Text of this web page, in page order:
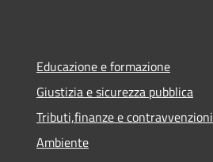
Educazione e formazione
Giustizia e sicurezza pubblica
Tributi,finanze e contravvenzioni
Ambiente